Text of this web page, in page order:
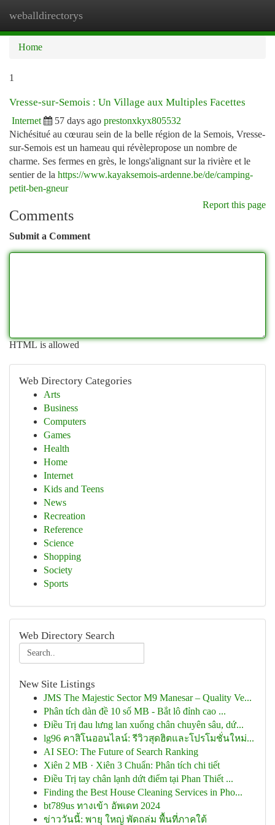
weballdirectorys
Home
1
Vresse-sur-Semois : Un Village aux Multiples Facettes
Internet 57 days ago prestonxkyx805532
Nichésitué au cœurau sein de la belle région de la Semois, Vresse-
sur-Semois est un hameau qui révèlepropose un nombre de
charme. Ses fermes en grès, le longs'alignant sur la rivière et le
sentier de la https://www.kayaksemois-ardenne.be/de/camping-
petit-ben-gneur
Report this page
Comments
Submit a Comment
HTML is allowed
Web Directory Categories
Arts
Business
Computers
Games
Health
Home
Internet
Kids and Teens
News
Recreation
Reference
Science
Shopping
Society
Sports
Web Directory Search
New Site Listings
JMS The Majestic Sector M9 Manesar – Quality Ve...
Phân tích dàn đề 10 số MB - Bắt lô đỉnh cao ...
Điều Trị đau lưng lan xuống chân chuyên sâu, dứ...
lg96 คาสิโนออนไลน์: รีวิวสุดฮิตและโปรโมชั่นใหม่...
AI SEO: The Future of Search Ranking
Xiên 2 MB · Xiên 3 Chuẩn: Phân tích chi tiết
Điều Trị tay chân lạnh dứt điểm tại Phan Thiết ...
Finding the Best House Cleaning Services in Pho...
bt789us ทางเข้า อัพเดท 2024
ข่าววันนี้: พายุ ใหญ่ พัดถล่ม พื้นที่ภาคใต้